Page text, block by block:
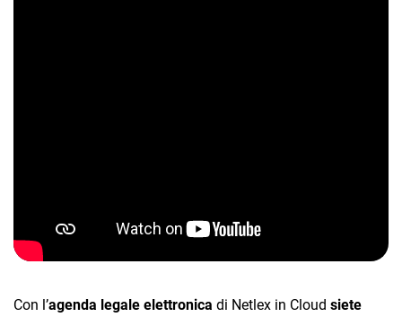
Con l’agenda legale elettronica di Netlex in Cloud siete